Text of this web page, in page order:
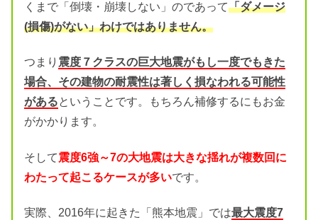
くまで「倒壊・崩壊しない」のであって「ダメージ
(損傷)がない」わけではありません。
つまり 震度７クラスの巨大地震がもし一度でもきた
場合、その建物の耐震性は著しく損なわれる可能性
があるということです。もちろん補修するにもお金
がかかります。
そして震度6強～7の大地震は大きな揺れが複数回に
わたって起こるケースが多いです。
実際、2016年に起きた「熊本地震」では最大震度7